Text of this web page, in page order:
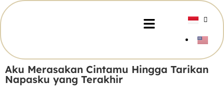
Aku Merasakan Cintamu Hingga Tarikan
Napasku yang Terakhir